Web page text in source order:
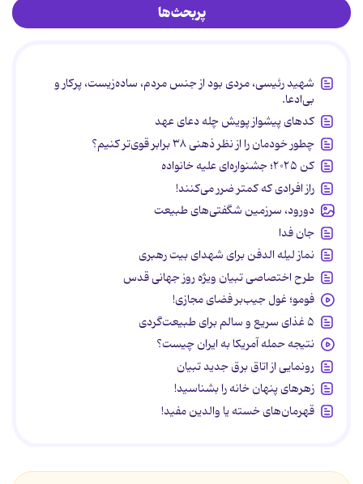
پربحث‌ها
شهید رئیسی، مردی بود از جنس مردم، ساده‌زیست، پرکار و
بی‌ادعا.
کدهای پیشواز پویش چله دعای عهد
چطور خودمان را از نظر ذهنی ۳۸ برابر قوی‌تر کنیم؟
کن ۲۰۲۵؛ جشنواره‌ای علیه خانواده
راز افرادی که کمتر ضرر می‌کنند!
دورود، سرزمین شگفتی‌های طبیعت
جان فدا
نماز لیله الدفن برای شهدای بیت رهبری
طرح اختصاصی تبیان ویژه روز جهانی قدس
فومو؛ غول جیب‌بر فضای مجازی!
۵ غذای سریع و سالم برای طبیعت‌گردی
نتیجه حمله آمریکا به ایران چیست؟
رونمایی از اتاق برق جدید تبیان
زهرهای پنهان خانه را بشناسید!
قهرمان‌های خسته یا والدین مفید!